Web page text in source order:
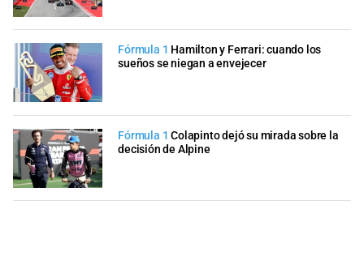
Fórmula 1 Hamilton y Ferrari: cuando los
sueños se niegan a envejecer
Fórmula 1 Colapinto dejó su mirada sobre la
decisión de Alpine